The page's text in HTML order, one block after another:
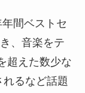
間ベストセ
、音楽をテ
超えた数少な
るなど話題